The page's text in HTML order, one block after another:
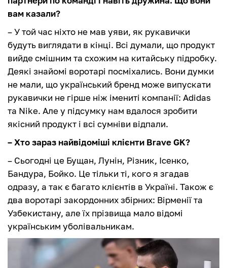
вам казали?
– У той час ніхто не мав уяви, як рукавички
будуть виглядати в кінці. Всі думали, що продукт
вийде смішним та схожим на китайську підробку.
Деякі знайомі воротарі посміхались. Вони думки
не мали, що український бренд може випускати
рукавички не гірше ніж імениті компанії: Adidas
та Nike. Але у підсумку нам вдалося зробити
якісний продукт і всі сумніви відпали.
– Хто зараз найвідоміші клієнти Brave GK?
– Сьогодні це Бущан, Лунін, Різник, Ісенко,
Бандура, Бойко. Це тільки ті, кого я згадав
одразу, а так є багато клієнтів в Україні. Також є
два воротарі закордонних збірних: Вірменії та
Узбекистану, але їх прізвища мало відомі
українським уболівальникам.